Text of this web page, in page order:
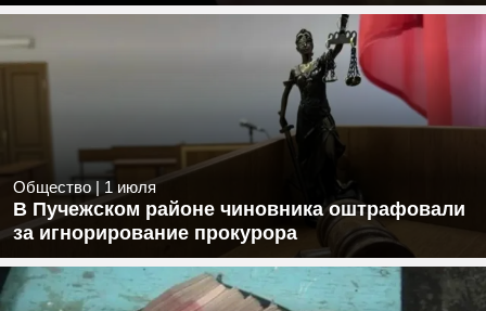
Общество | 1 июля
В Пучежском районе чиновника оштрафовали
за игнорирование прокурора